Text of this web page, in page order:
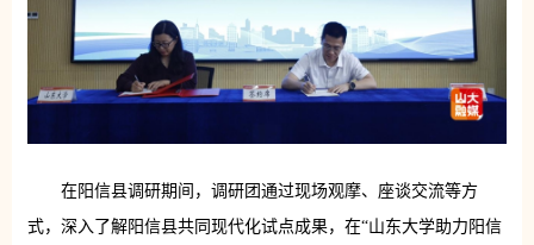
在阳信县调研期间，调研团通过现场观摩、座谈交流等方
式，深入了解阳信县共同现代化试点成果，在“山东大学助力阳信